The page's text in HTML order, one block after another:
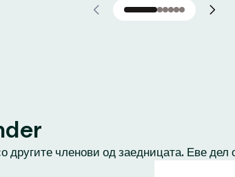
членови од заедницата. Еве дел